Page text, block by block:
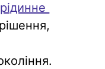
рідинне